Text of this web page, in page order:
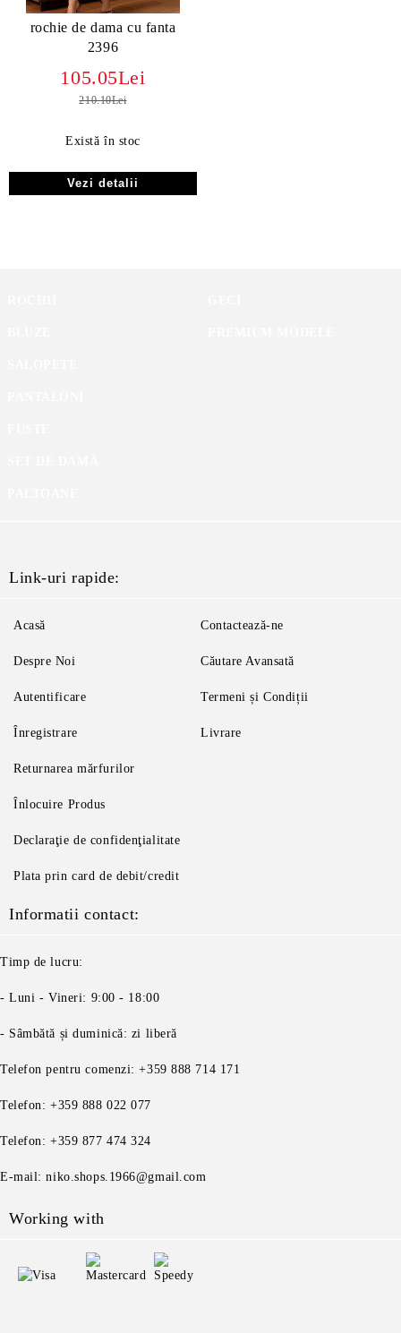
rochie de dama cu fanta
2396
105.05Lei
210.10Lei
Există în stoc
Vezi detalii
Link-uri rapide:
Acasă
Despre Noi
Autentificare
Înregistrare
Contactează-ne
Căutare Avansată
Termeni și Condiții
Livrare
Returnarea mărfurilor
Înlocuire Produs
Declaraţie de confidenţialitate
Plata prin card de debit/credit
Informatii contact:
Timp de lucru:
- Luni - Vineri: 9:00 - 18:00
- Sâmbătă și duminică: zi liberă
Telefon pentru comenzi: +359 888 714 171
Telefon: +359 888 022 077
Telefon: +359 877 474 324
E-mail: niko.shops.1966@gmail.com
Working with